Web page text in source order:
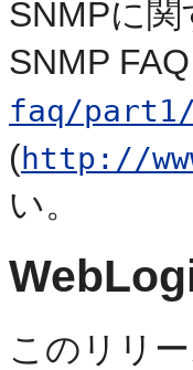
SNMPに
SNMP
faq/part1/
(http://
い。
このリリ